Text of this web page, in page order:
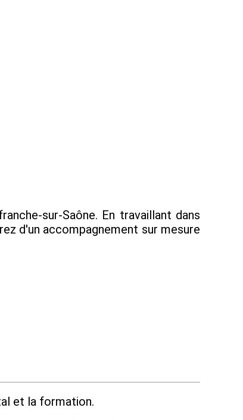
sur-Saône. En travaillant dans
d'un accompagnement sur mesure
et la formation.